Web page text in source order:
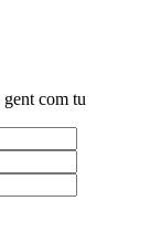
gent com tu